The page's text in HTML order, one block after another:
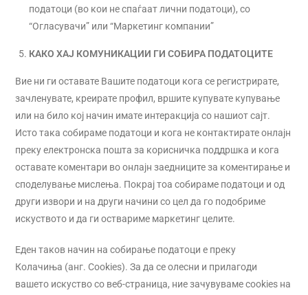
податоци (во кои не спаѓаат лични податоци), со
“Огласувачи” или “Маркетинг компании”
КАКО ХАЈ КОМУНИКАЦИИ ГИ СОБИРА ПОДАТОЦИТЕ
Вие ни ги оставате Вашите податоци кога се регистрирате,
зачленувате, креирате профил, вршите купувате купување
или на било кој начин имате интеракција со нашиот сајт.
Исто така собираме податоци и кога не контактирате онлајн
преку електронска пошта за корисничка поддршка и кога
оставате коментари во онлајн заедниците за коментирање и
споделување мислења. Покрај тоа собираме податоци и од
други извори и на други начини со цел да го подобриме
искуството и да ги оствариме маркетинг целите.
Еден таков начин на собирање податоци е преку
Колачиња (анг. Cookies). За да се олесни и прилагоди
вашето искуство со веб-страница, ние зачувуваме cookies на